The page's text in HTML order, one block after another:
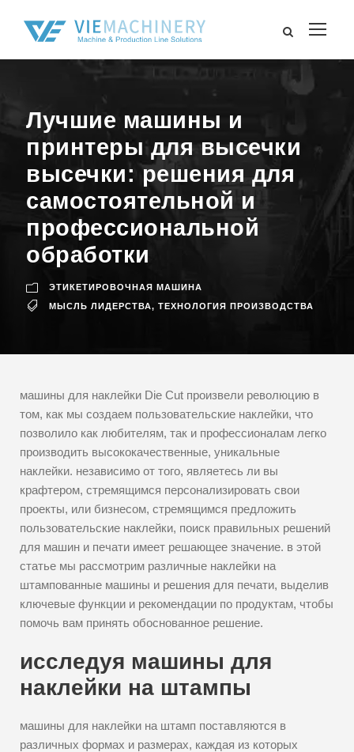
Лучшие машины и
принтеры для высечки
высечки: решения для
самостоятельной и
профессиональной
обработки
ЭТИКЕТИРОВОЧНАЯ МАШИНА
МЫСЛЬ ЛИДЕРСТВА, ТЕХНОЛОГИЯ ПРОИЗВОДСТВА
машины для наклейки Die Cut произвели революцию в
том, как мы создаем пользовательские наклейки, что
позволило как любителям, так и профессионалам легко
производить высококачественные, уникальные
наклейки. независимо от того, являетесь ли вы
крафтером, стремящимся персонализировать свои
проекты, или бизнесом, стремящимся предложить
пользовательские наклейки, поиск правильных решений
для машин и печати имеет решающее значение. в этой
статье мы рассмотрим различные наклейки на
штампованные машины и решения для печати, выделив
ключевые функции и рекомендации по продуктам, чтобы
помочь вам принять обоснованное решение.
исследуя машины для
наклейки на штампы
машины для наклейки на штамп поставляются в
различных формах и размерах, каждая из которых